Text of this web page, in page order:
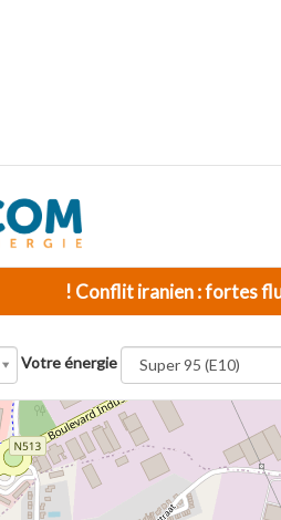
! Conflit iranien : fortes
Votre énergie